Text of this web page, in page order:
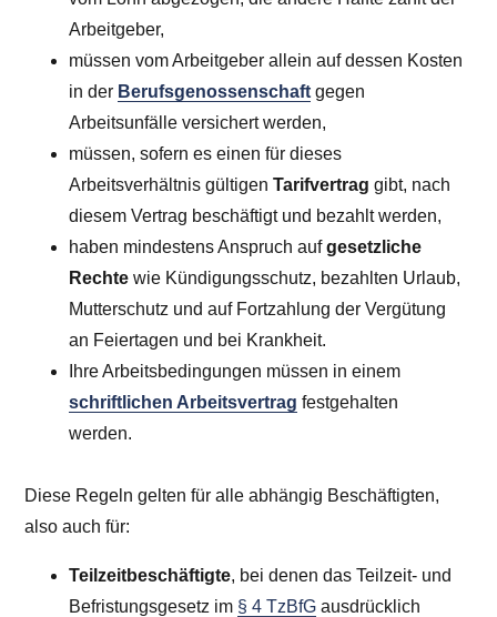
Arbeitgeber,
müssen vom Arbeitgeber allein auf dessen Kosten
in der Berufsgenossenschaft gegen
Arbeitsunfälle versichert werden,
müssen, sofern es einen für dieses
Arbeitsverhältnis gültigenTarifvertrag gibt, nach
diesem Vertrag beschäftigt und bezahlt werden,
haben mindestens Anspruch aufgesetzliche
Rechte wie Kündigungsschutz, bezahlten Urlaub,
Mutterschutz und auf Fortzahlung der Vergütung
an Feiertagen und bei Krankheit.
Ihre Arbeitsbedingungen müssen in einem
schriftlichen Arbeitsvertrag festgehalten
werden.
Diese Regeln gelten für alle abhängig Beschäftigten,
also auch für:
Teilzeitbeschäftigte, bei denen das Teilzeit- und
Befristungsgesetz im § 4 TzBfG ausdrücklich